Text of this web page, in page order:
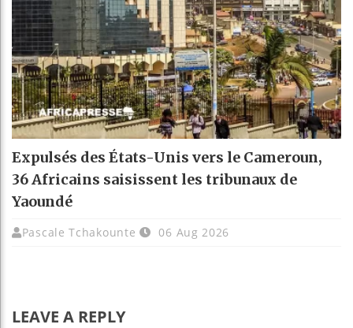
Expulsés des États-Unis vers le Cameroun,
36 Africains saisissent les tribunaux de
Yaoundé
Pascale Tchakounte 06 Aug 2026
LEAVE A REPLY